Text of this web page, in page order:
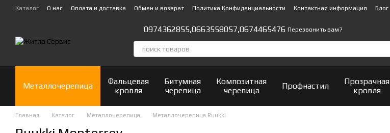
Перейти к основному контенту
Каталог О нас Оплата и доставка Обмен и возврат Политика Конфиденциальности Контактная информация Блог
0974362855,0663558057,0674465476 Перезвонить вам?
Металлочерепица
Фальцевая
кровля
Битумная
черепица
Композитная
черепица
Профнастил
Прозрачная
кровля
Главная Каталог Металлочерепица Металлочерепица Ruukki